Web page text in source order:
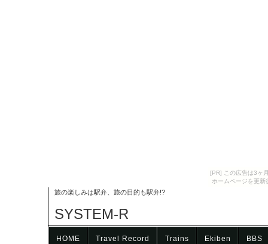
[PR] この広告は3ヶ
ホームページを更
旅の楽しみは駅弁、旅の目的も駅弁!?
SYSTEM-R
HOME Travel Record Trains Ekiben BBS